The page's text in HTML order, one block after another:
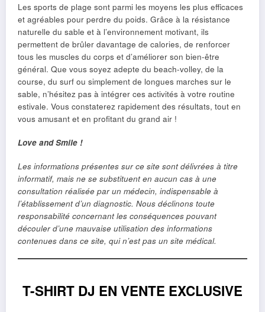
Les sports de plage sont parmi les moyens les plus efficaces
et agréables pour perdre du poids. Grâce à la résistance
naturelle du sable et à l’environnement motivant, ils
permettent de brûler davantage de calories, de renforcer
tous les muscles du corps et d’améliorer son bien-être
général. Que vous soyez adepte du beach-volley, de la
course, du surf ou simplement de longues marches sur le
sable, n’hésitez pas à intégrer ces activités à votre routine
estivale. Vous constaterez rapidement des résultats, tout en
vous amusant et en profitant du grand air !
Love and Smile !
Les informations présentes sur ce site sont délivrées à titre
informatif, mais ne se substituent en aucun cas à une
consultation réalisée par un médecin, indispensable à
l’établissement d’un diagnostic. Nous déclinons toute
responsabilité concernant les conséquences pouvant
découler d’une mauvaise utilisation des informations
contenues dans ce site, qui n’est pas un site médical.
T-SHIRT DJ EN VENTE EXCLUSIVE